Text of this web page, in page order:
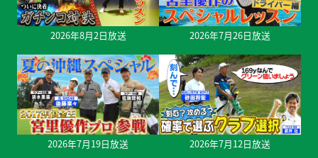
2026年8月2日放送 2026年7月26日放送
2026年7月19日放送 2026年7月12日放送